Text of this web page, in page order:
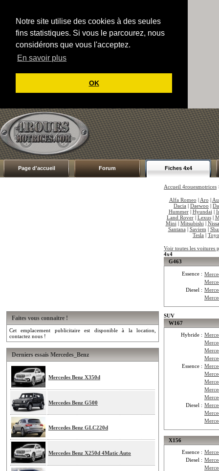
Notre site utilise des cookies à des seules
fins statistiques. Si vous le parcourez, nous
considérons que vous l'acceptez.
En savoir plus
OK
Page d'accueil Forum Fiches 4x4
Faites vous connaitre !
Cet emplacement publicitaire est disponible à la location,
contactez nous !
Derniers essais Mercedes_Benz
Mercedes Benz X350d
Mercedes Benz G500
Mercedes Benz GLC220d
Mercedes Benz X250d 4Matic Auto
Accueil 4rouesmotrices
Alfa Romeo | Aro |
Dacia | Daewoo |
Hummer| Hyundai |
Land Rover| Lexus|
Mini | Mitsubishi |
Santana | Saviem |
Tesla |
Voir toutes les voitures
4x4
G463
Essence :
Diesel :
SUV
W167
Hybride :
Essence :
Diesel :
X156
Essence :
Diesel :